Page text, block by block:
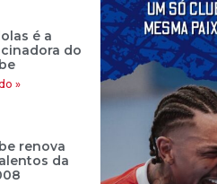
é a
do
»
renova
da